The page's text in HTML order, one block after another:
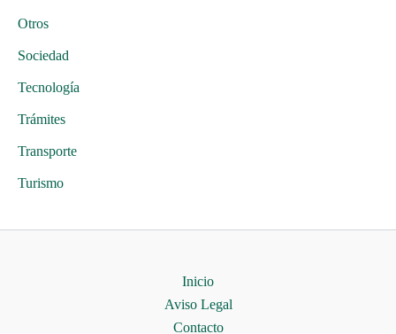
Otros
Sociedad
Tecnología
Trámites
Transporte
Turismo
Inicio
Aviso Legal
Contacto